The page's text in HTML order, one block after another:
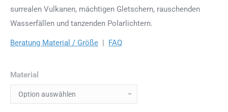
surrealen Vulkanen, mächtigen Gletschern, rauschenden
Wasserfällen und tanzenden Polarlichtern.
Beratung Material / Größe | FAQ
Material